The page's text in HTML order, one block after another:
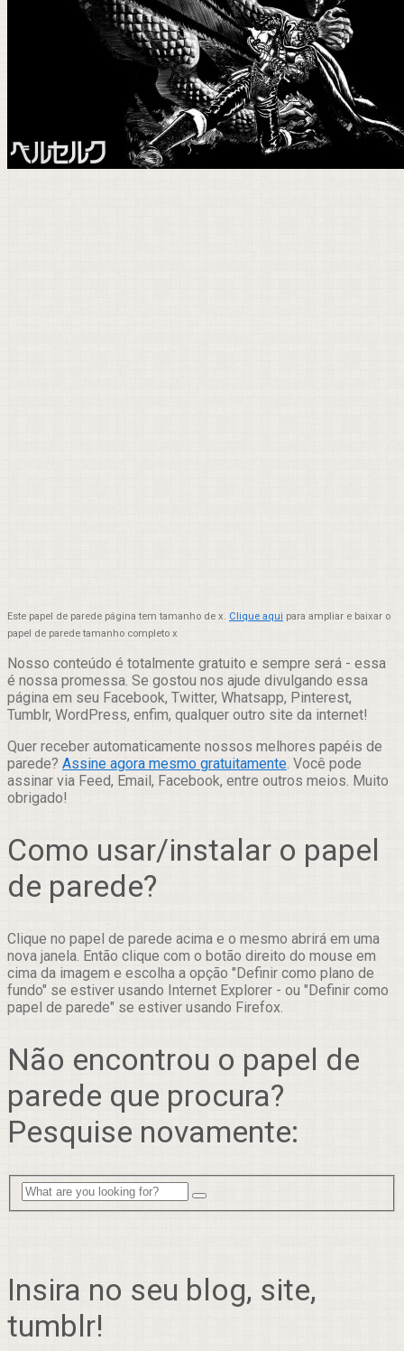
Este papel de parede página tem tamanho de x. Clique aqui para ampliar e baixar o
papel de parede tamanho completo x
Nosso conteúdo é totalmente gratuito e sempre será - essa
é nossa promessa. Se gostou nos ajude divulgando essa
página em seu Facebook, Twitter, Whatsapp, Pinterest,
Tumblr, WordPress, enfim, qualquer outro site da internet!
Quer receber automaticamente nossos melhores papéis de
parede? Assine agora mesmo gratuitamente. Você pode
assinar via Feed, Email, Facebook, entre outros meios. Muito
obrigado!
Como usar/instalar o papel
de parede?
Clique no papel de parede acima e o mesmo abrirá em uma
nova janela. Então clique com o botão direito do mouse em
cima da imagem e escolha a opção "Definir como plano de
fundo" se estiver usando Internet Explorer - ou "Definir como
papel de parede" se estiver usando Firefox.
Não encontrou o papel de
parede que procura?
Pesquise novamente:
Insira no seu blog, site,
tumblr!